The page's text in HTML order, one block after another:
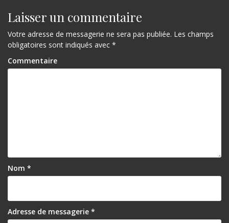
Laisser un commentaire
Votre adresse de messagerie ne sera pas publiée. Les champs
obligatoires sont indiqués avec *
Commentaire
Nom *
Adresse de messagerie *